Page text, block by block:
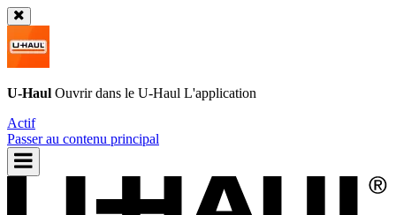
U-Haul Ouvrir dans le U-Haul L'application
Actif
Passer au contenu principal